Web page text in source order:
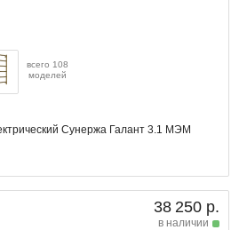
всего 108
моделей
Сунержа Галант 3.1 МЭМ
38 250 р.
в наличии